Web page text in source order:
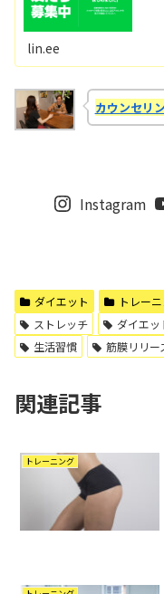
lin.ee
カウンセリ
Instagram
ダイエット トレー
ストレッチ
ダイエッ
生活習慣
筋膜リリー
関連記事
トレーニング